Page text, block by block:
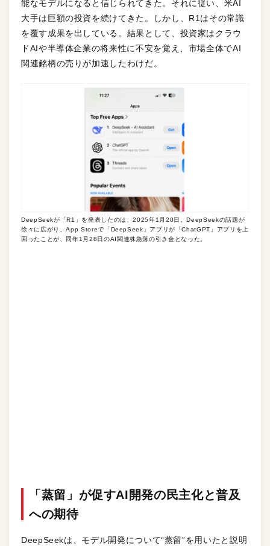
能なモデルになると信じられてきた。それに従い、米AI
大手は巨額の投資を続けてきた。しかし、R1はその常識
を覆す成果を出している。結果として、投資家はクラウ
ドAIや半導体企業の将来性に不安を覚え、市場全体でAI
関連銘柄の売りが加速したわけだ。
DeepSeekが「R1」を発表したのは、2025年1月20日。DeepSeekの話題が
徐々に広がり、App Storeで「DeepSeek」アプリが「ChatGPT」アプリを上
回ったことが、同年1月28日のAI関連株急落の引き金となった。
「蒸留」が促すAI開発の民主化と普及
への期待
DeepSeekは、モデル開発について“蒸留”を用いたと説明